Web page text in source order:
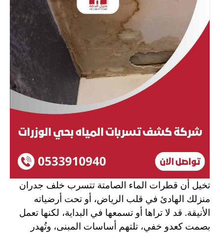
تخيل أن قطرات الماء الصامتة تتسرب خلف جدران
منزلك الهادئ في قلب الرياض، أو تحت أرضياته
الأنيقة. قد لا تراها أو تسمعها في البداية، لكنها تعمل
بصمت كعدو خفي، تلتهم أساسات المبنى، وتُهدر